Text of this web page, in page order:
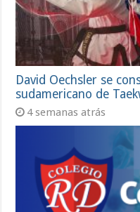
David Oechsler se
sudamericano de
4 semanas atrás